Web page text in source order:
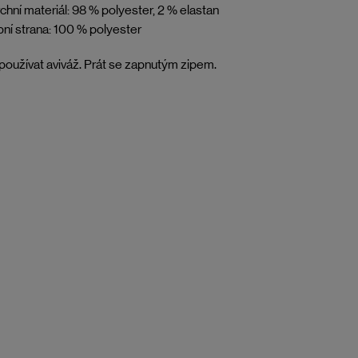
materiál: 98 % polyester, 2 % elastan
strana: 100 % polyester
aviváž. Prát se zapnutým zipem.